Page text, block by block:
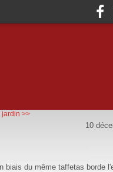
jardin >>
10
du même taffetas borde